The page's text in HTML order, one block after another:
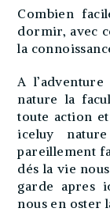
Combien
dormir, avec
la
A
nature la
toute action
iceluy
pareillement
dés la vie
garde apres
nous en oster